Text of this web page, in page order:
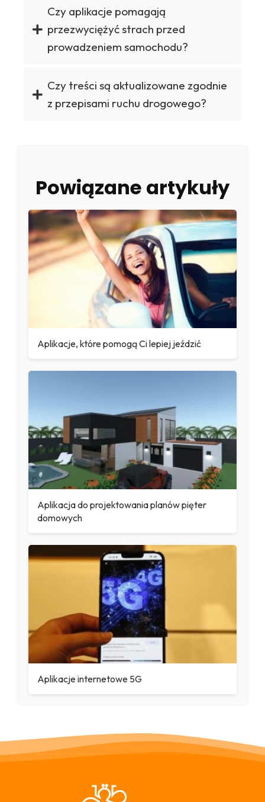
Czy aplikacje pomagają
przezwyciężyć strach przed
prowadzeniem samochodu?
Czy treści są aktualizowane zgodnie
z przepisami ruchu drogowego?
Powiązane artykuły
Aplikacje, które pomogą Ci lepiej jeździć
Aplikacja do projektowania planów pięter
domowych
Aplikacje internetowe 5G